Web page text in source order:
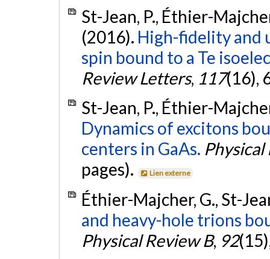
St-Jean, P., Éthier-
(2016). High-fidelity and
spin bound to a Te
Review Letters, 117(16),
St-Jean, P., Éthier-
Dynamics of excitons
centers in GaAs. Physical
pages).
Lien externe
Éthier-Majcher, G., St-
and heavy-hole trions
Physical Review B, 92